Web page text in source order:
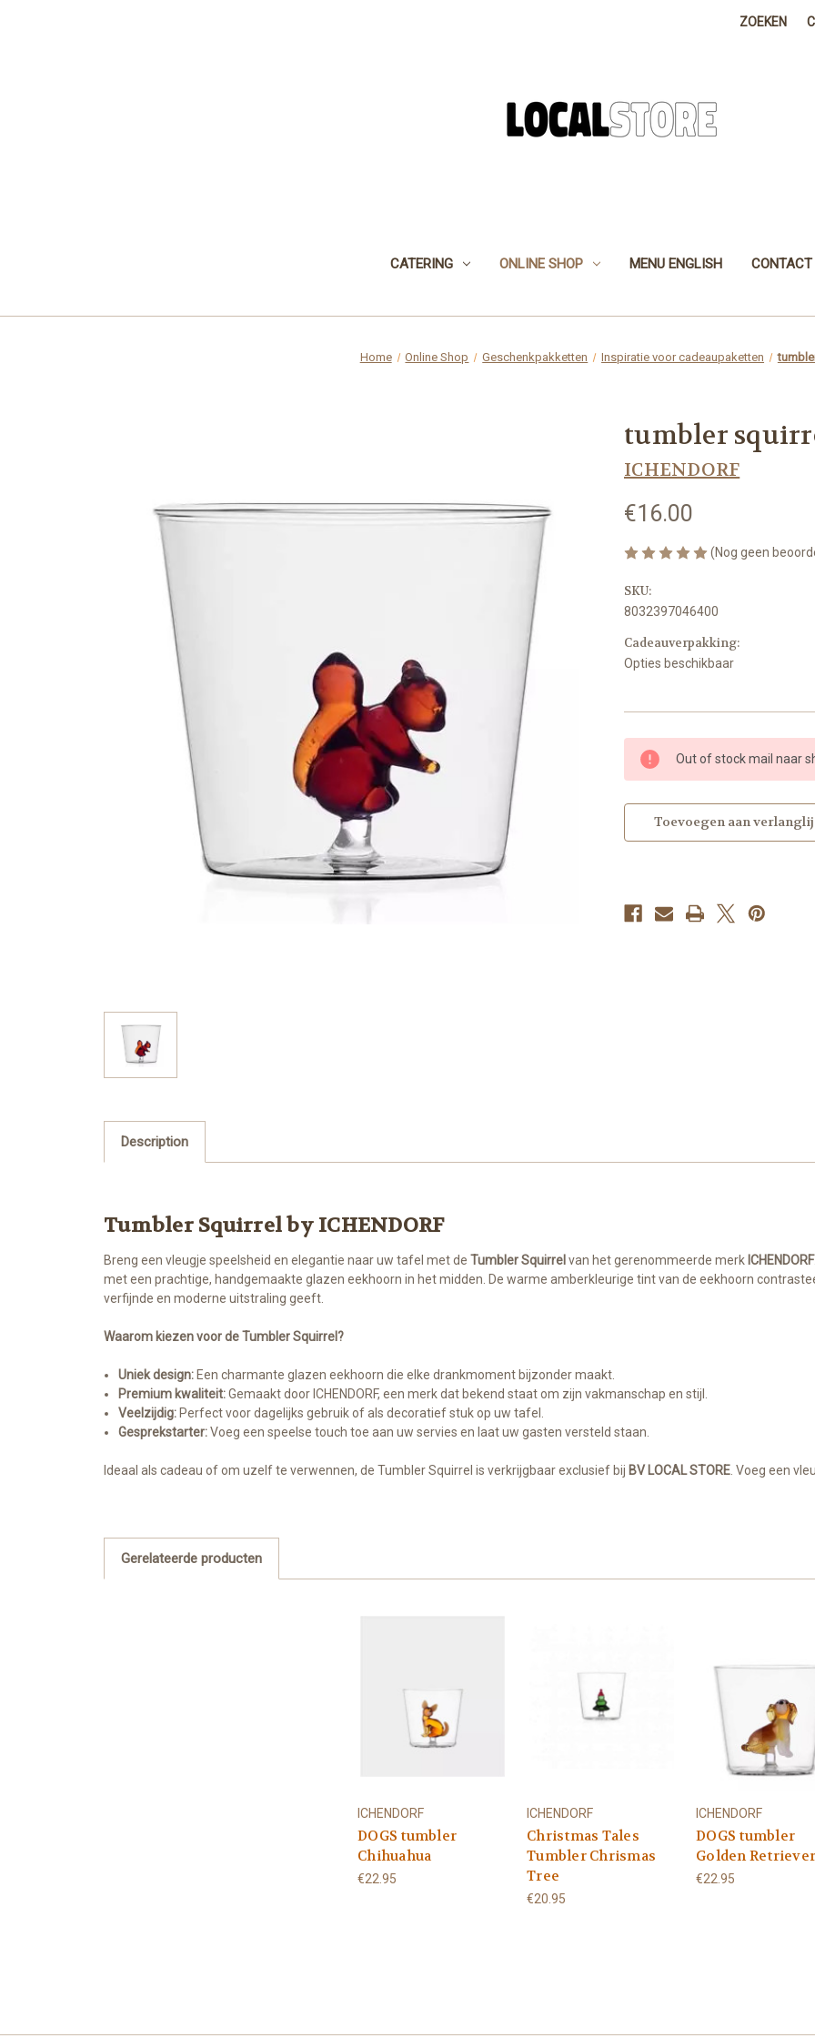
ZOEKEN
CATERING ONLINE SHOP MENU ENGLISH CONTACT
Home Online Shop Geschenkpakketten Inspiratie voor cadeaupaketten
tumbler
ICHENDORF
€16.00
(Nog geen
SKU:
8032397046400
Cadeauverpakking:
Opties beschikbaar
Huidige
voorraad:Out of stock mail naar
Toevoegen aan
Description
Tumbler Squirrel by ICHENDORF
Breng een vleugje speelsheid en elegantie naar uw tafel met de Tumbler Squirrel van het gerenommeerde merk ICHENDORF
met een prachtige, handgemaakte glazen eekhoorn in het midden. De warme amberkleurige tint van de eekhoorn
verfijnde en moderne uitstraling geeft.
Waarom kiezen voor de Tumbler Squirrel?
Uniek design: Een charmante glazen eekhoorn die elke drankmoment bijzonder maakt.
Premium kwaliteit:Gemaakt door ICHENDORF, een merk dat bekend staat om zijn vakmanschap en stijl.
Veelzijdig: Perfect voor dagelijks gebruik of als decoratief stuk op uw tafel.
Gesprekstarter:Voeg een speelse touch toe aan uw servies en laat uw gasten versteld staan.
Ideaal als cadeau of om uzelf te verwennen, de Tumbler Squirrel is verkrijgbaar exclusief bij BV LOCAL STORE . Voeg een
Gerelateerde producten
ICHENDORF
DOGS tumbler
Chihuahua
€22.95
ICHENDORF
Christmas Tales
Tumbler Chrismas
Tree
€20.95
ICHENDORF
DOGS tumbler
Golden Retriever
€22.95